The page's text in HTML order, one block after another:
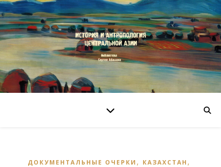
ДОКУМЕНТАЛЬНЫЕ ОЧЕРКИ , КАЗАХСТАН ,